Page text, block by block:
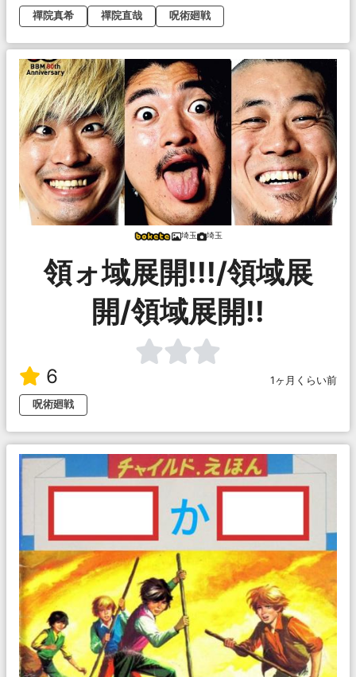
禪院真希
禪院直哉 呪術廻戦
埼玉 埼玉
領ォ域展開!!!/領域展
開/領域展開!!
6
1ヶ月くらい前
呪術廻戦